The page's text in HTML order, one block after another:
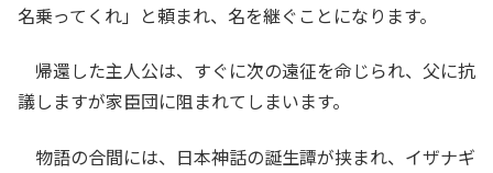
名乗ってくれ」と頼まれ、名を継ぐことになります。
帰還した主人公は、すぐに次の遠征を命じられ、父に抗
議しますが家臣団に阻まれてしまいます。
物語の合間には、日本神話の誕生譚が挟まれ、イザナギ